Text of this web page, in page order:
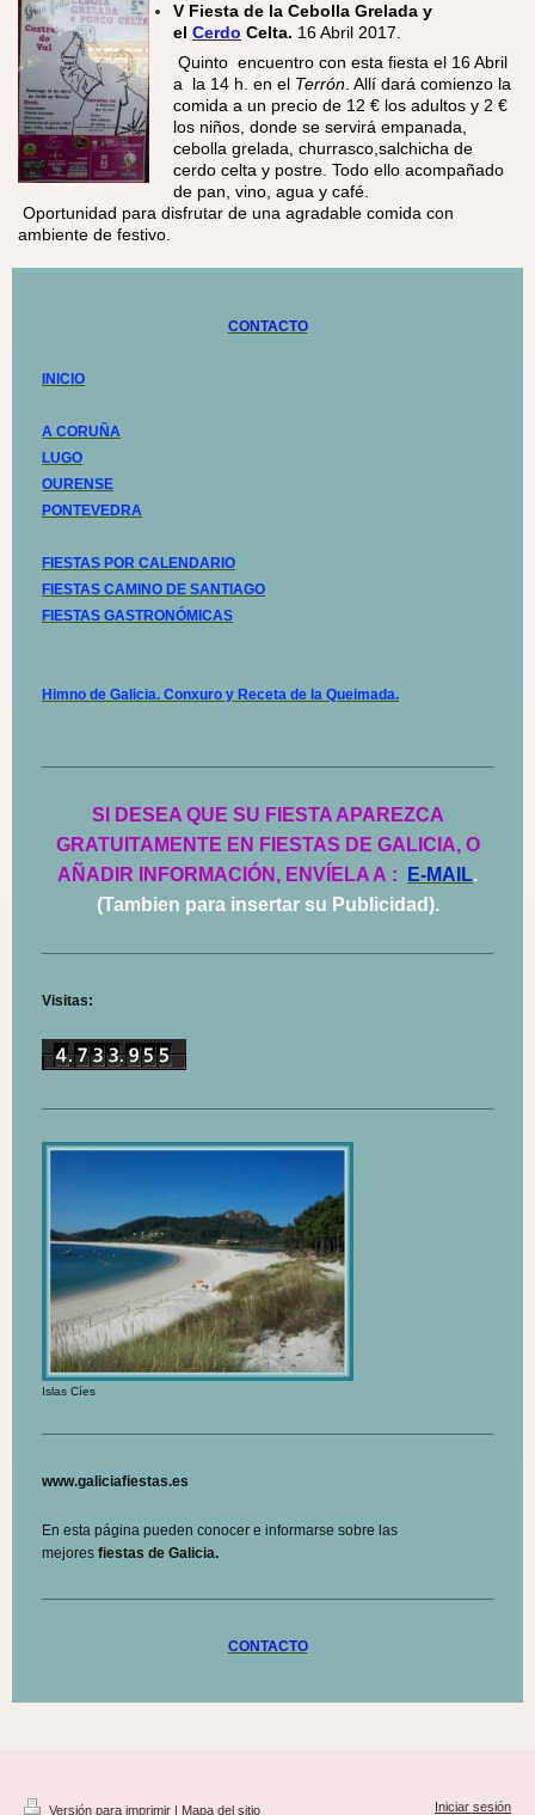
V Fiesta de la Cebolla Grelada y
el Cerdo Celta. 16 Abril 2017.
​Quinto encuentro con esta fiesta el 16 Abril
a la 14 h. en el Terrón. Allí dará comienzo la
comida a un precio de 12 € los adultos y 2 €
los niños, donde se servirá empanada,
cebolla grelada, churrasco,salchicha de
cerdo celta y postre. Todo ello acompañado
de pan, vino, agua y café.
Oportunidad para disfrutar de una agradable comida con
ambiente de festivo.
CONTACTO
INICIO
A CORUÑA
LUGO
OURENSE
PONTEVEDRA
FIESTAS POR CALENDARIO
FIESTAS CAMINO DE SANTIAGO
FIESTAS GASTRONÓMICAS
Himno de Galicia. Conxuro y Receta de la Queimada.
SI DESEA QUE SU FIESTA APAREZCA
GRATUITAMENTE EN FIESTAS DE GALICIA, O
AÑADIR INFORMACIÓN, ENVÍELA A : E-MAIL.
(Tambien para insertar su Publicidad).
Visitas:
Islas Cíes
www.galiciafiestas.es
En esta página pueden conocer e informarse sobre las
mejores fiestas de Galicia.
CONTACTO
Versión para imprimir Mapa del sitio Iniciar sesión